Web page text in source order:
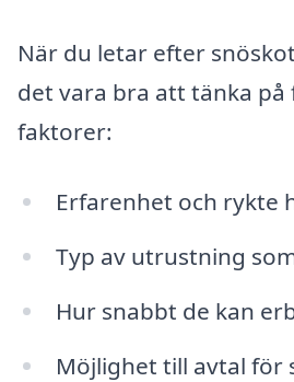
När du letar efter
det vara bra att tänka på
faktorer:
Erfarenhet och rykte
Typ av utrustning
Hur snabbt de kan
Möjlighet till avtal för